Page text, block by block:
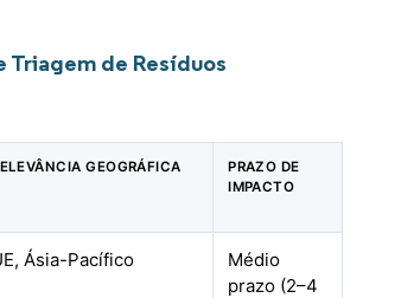
Triagem de Resíduos
GEOGRÁFICA
PRAZO DE
IMPACTO
Ásia-Pacífico
Médio
prazo (2–4